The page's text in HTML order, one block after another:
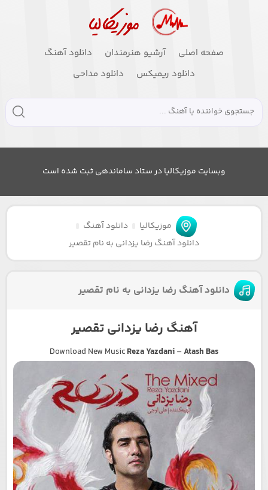
صفحه اصلی آرشیو هنرمندان
دانلود آهنگ
دانلود ریمیکس
دانلود مداحی
وبسایت موزیکالیا در ستاد ساماندهی ثبت شده است
موزیکالیا
دانلود آهنگ
دانلود آهنگ رضا یزدانی به نام تقصیر
دانلود آهنگ رضا یزدانی به نام تقصیر
آهنگ رضا یزدانی تقصیر
Download New MusicReza Yazdani–Atash Bas